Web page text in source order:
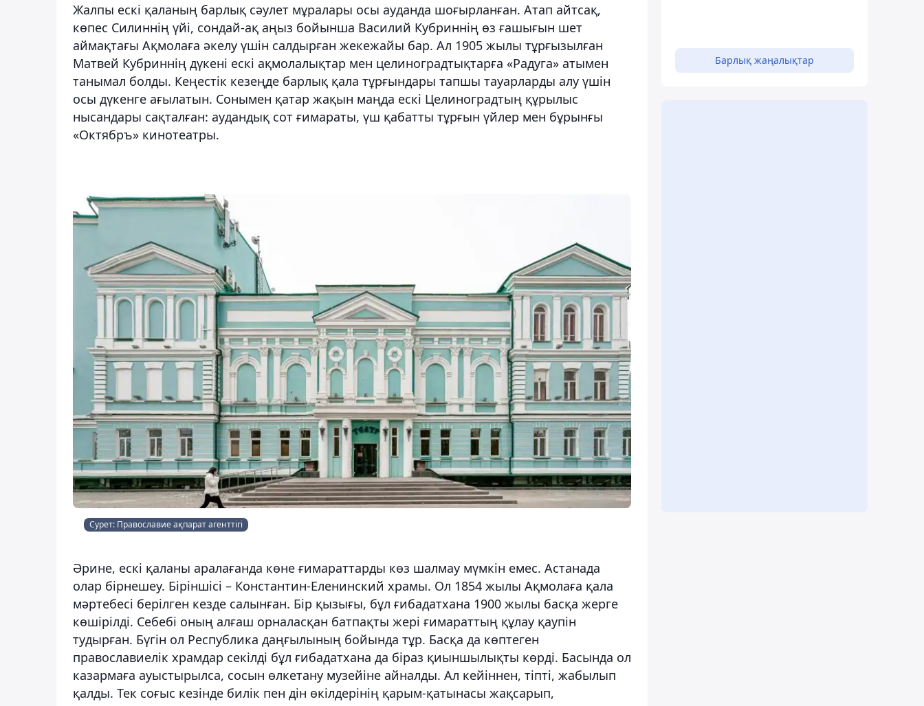
Жалпы ескі қаланың барлық сәулет мұралары осы ауданда шоғырланған. Атап айтсақ,
көпес Силиннің үйі, сондай-ақ аңыз бойынша Василий Кубриннің өз ғашығын шет
аймақтағы Ақмолаға әкелу үшін салдырған жекежайы бар. Ал 1905 жылы тұрғызылған
Матвей Кубриннің дүкені ескі ақмолалықтар мен целиноградтықтарға «Радуга» атымен
танымал болды. Кеңестік кезеңде барлық қала тұрғындары тапшы тауарларды алу үшін
осы дүкенге ағылатын. Сонымен қатар жақын маңда ескі Целиноградтың құрылыс
нысандары сақталған: аудандық сот ғимараты, үш қабатты тұрғын үйлер мен бұрынғы
«Октябръ» кинотеатры.
Сурет: Православие ақпарат агенттігі
Әрине, ескі қаланы аралағанда көне ғимараттарды көз шалмау мүмкін емес. Астанада
олар бірнешеу. Біріншісі – Константин-Еленинский храмы. Ол 1854 жылы Ақмолаға қала
мәртебесі берілген кезде салынған. Бір қызығы, бұл ғибадатхана 1900 жылы басқа жерге
көшірілді. Себебі оның алғаш орналасқан батпақты жері ғимараттың құлау қаупін
тудырған. Бүгін ол Республика даңғылының бойында тұр. Басқа да көптеген
православиелік храмдар секілді бұл ғибадатхана да біраз қиыншылықты көрді. Басында ол
казармаға ауыстырылса, сосын өлкетану музейіне айналды. Ал кейіннен, тіпті, жабылып
қалды. Тек соғыс кезінде билік пен дін өкілдерінің қарым-қатынасы жақсарып,
Барлық жаңалықтар